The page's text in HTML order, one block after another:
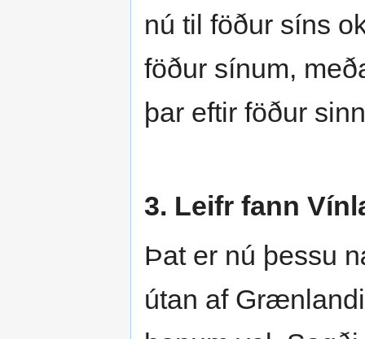
nú til föður síns
föður sínum,
þar eftir föður
3. Leifr fann
Þat er nú þessu
útan af